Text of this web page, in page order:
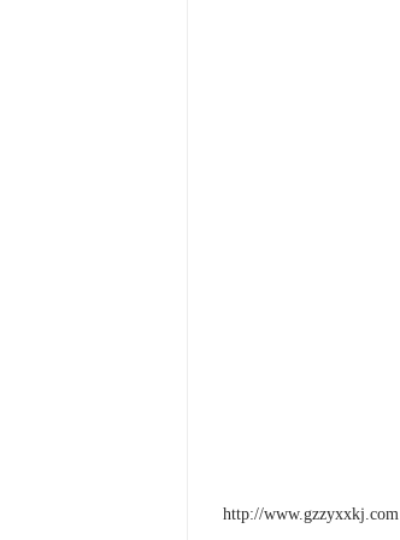
http://www.gzzyxxkj.com